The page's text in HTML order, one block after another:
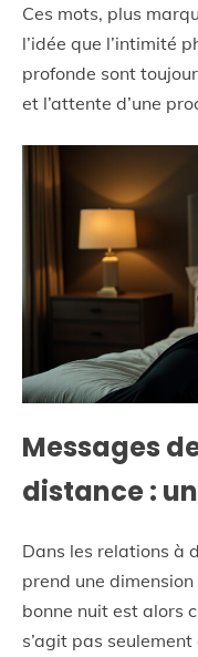
Ces mots, plus
l’idée que l’intimité
profonde sont
et l’attente d’une
Messages
distance :
Dans les relations à
prend une
bonne nuit est alors
s’agit pas seulement